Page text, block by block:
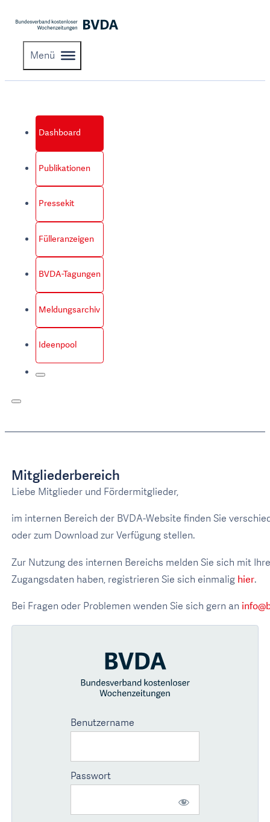
Menü
Dashboard
Publikationen
Pressekit
Fülleranzeigen
BVDA-Tagungen
Meldungsarchiv
Ideenpool
Mitgliederbereich
Liebe Mitglieder und Fördermitglieder,
im internen Bereich der BVDA-Website finden Sie
oder zum Download zur Verfügung stellen.
Zur Nutzung des internen Bereichs melden Sie sich mit
Zugangsdaten haben, registrieren Sie sich einmalig hier.
Bei Fragen oder Problemen wenden Sie sich gern an
Benutzername
Passwort